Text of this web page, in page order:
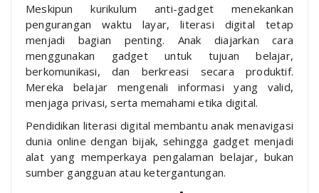
Meskipun kurikulum anti-gadget menekankan
pengurangan waktu layar, literasi digital tetap
menjadi bagian penting. Anak diajarkan cara
menggunakan gadget untuk tujuan belajar,
berkomunikasi, dan berkreasi secara produktif.
Mereka belajar mengenali informasi yang valid,
menjaga privasi, serta memahami etika digital.
Pendidikan literasi digital membantu anak menavigasi
dunia online dengan bijak, sehingga gadget menjadi
alat yang memperkaya pengalaman belajar, bukan
sumber gangguan atau ketergantungan.